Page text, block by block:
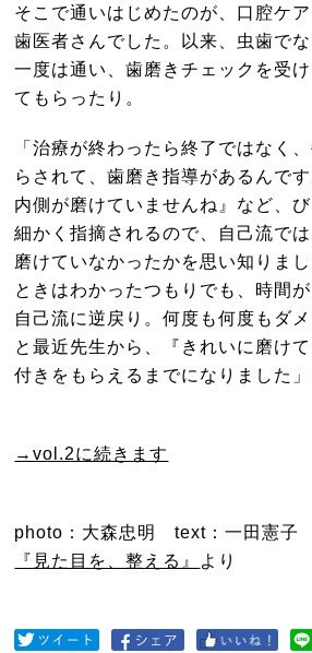
そこで通いはじめたのが、口腔ケ
歯医者さんでした。以来、虫歯で
一度は通い、歯磨きチェックを受
てもらったり。
「治療が終わったら終了ではなく
らされて、歯磨き指導があるんで
内側が磨けていませんね』など、
細かく指摘されるので、自己流で
磨けていなかったかを思い知りま
ときはわかったつもりでも、時間
自己流に逆戻り。何度も何度もダ
と最近先生から、『きれいに磨け
付きをもらえるまでになりました」
→vol.2に続きます
photo：大森忠明 text：一田憲子
『見た目を、整える』 より